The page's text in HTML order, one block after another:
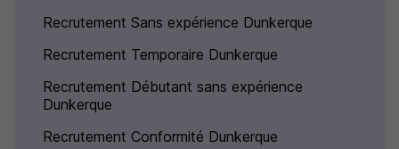
Recrutement Sans expérience Dunkerque
Recrutement Temporaire Dunkerque
Recrutement Débutant sans expérience
Dunkerque
Recrutement Conformité Dunkerque